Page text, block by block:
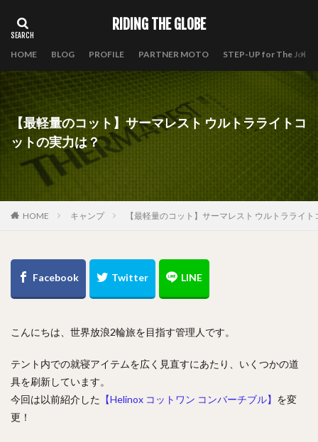
RIDING THE GLOBE
HOME BLOG PROFILE PARTNER MOTO STEP-UP for The
【最軽量のコット】サーマレスト ウルトラライトコ
ットの実力は？
HOME キャンプ 【最軽量のコット】サーマレスト ウルトラライ
こんにちは、世界放浪2輪旅を目指す管理人です。
テント内での就寝アイテムを広く見直すにあたり、いくつかの道
具を刷新しています。
今回は以前紹介した 【Helinox コットワン コンバーチブル】 を変
更！